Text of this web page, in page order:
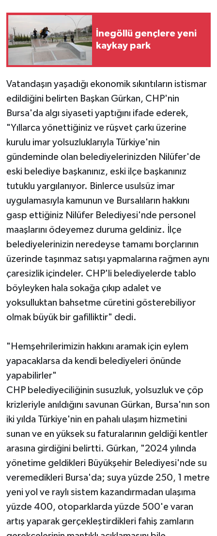
İnegöllü gençlere yeni
kaykay park
Vatandaşın yaşadığı ekonomik sıkıntıların istismar
edildiğini belirten Başkan Gürkan, CHP'nin
Bursa'da algı siyaseti yaptığını ifade ederek,
"Yıllarca yönettiğiniz ve rüşvet çarkı üzerine
kurulu imar yolsuzluklarıyla Türkiye'nin
gündeminde olan belediyelerinizden Nilüfer'de
eski belediye başkanınız, eski ilçe başkanınız
tutuklu yargılanıyor. Binlerce usulsüz imar
uygulamasıyla kamunun ve Bursalıların hakkını
gasp ettiğiniz Nilüfer Belediyesi'nde personel
maaşlarını ödeyemez duruma geldiniz. İlçe
belediyelerinizin neredeyse tamamı borçlarının
üzerinde taşınmaz satışı yapmalarına rağmen aynı
çaresizlik içindeler. CHP'li belediyelerde tablo
böyleyken hala sokağa çıkıp adalet ve
yoksulluktan bahsetme cüretini gösterebiliyor
olmak büyük bir gafilliktir" dedi.
"Hemşehrilerimizin hakkını aramak için eylem
yapacaklarsa da kendi belediyeleri önünde
yapabilirler"
CHP belediyeciliğinin susuzluk, yolsuzluk ve çöp
krizleriyle anıldığını savunan Gürkan, Bursa'nın son
iki yılda Türkiye'nin en pahalı ulaşım hizmetini
sunan ve en yüksek su faturalarının geldiği kentler
arasına girdiğini belirtti. Gürkan, "2024 yılında
yönetime geldikleri Büyükşehir Belediyesi'nde su
veremedikleri Bursa'da; suya yüzde 250, 1 metre
yeni yol ve raylı sistem kazandırmadan ulaşıma
yüzde 400, otoparklarda yüzde 500'e varan
artış yaparak gerçekleştirdikleri fahiş zamların